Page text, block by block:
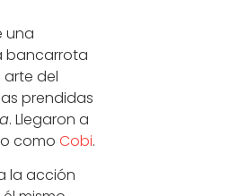
una
bancarrota
arte del
prendidas
. Llegaron a
como Cobi.
la acción